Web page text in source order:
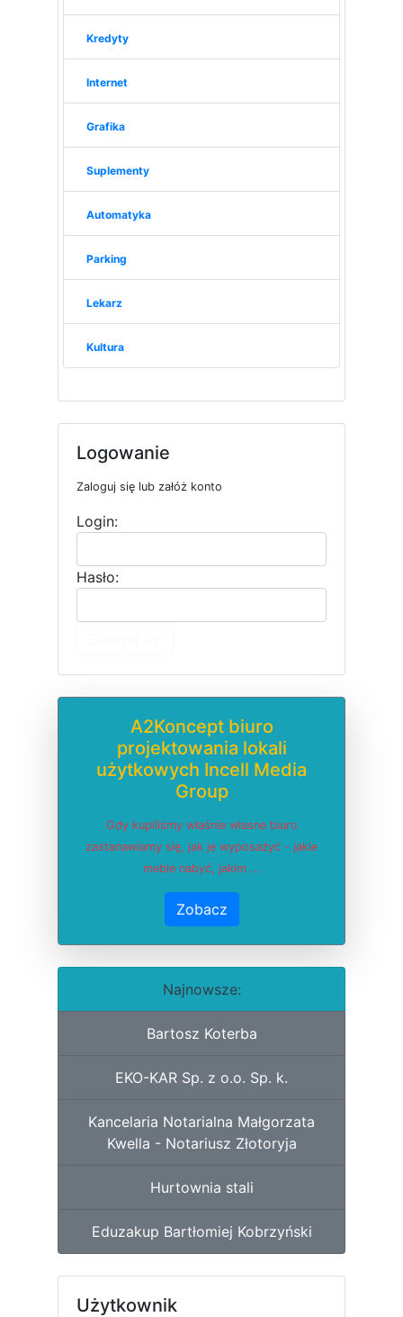
Kredyty
Internet
Grafika
Suplementy
Automatyka
Parking
Lekarz
Kultura
Logowanie
Zaloguj się lub załóż konto
Login:
Hasło:
A2Koncept biuro
projektowania lokali
użytkowych Incell Media
Group
Gdy kupiliśmy właśnie własne biuro
zastanawiamy się, jak je wyposażyć - jakie
meble nabyć, jakim ...
Zobacz
Najnowsze:
Bartosz Koterba
EKO-KAR Sp. z o.o. Sp. k.
Kancelaria Notarialna Małgorzata
Kwella - Notariusz Złotoryja
Hurtownia stali
Eduzakup Bartłomiej Kobrzyński
Użytkownik